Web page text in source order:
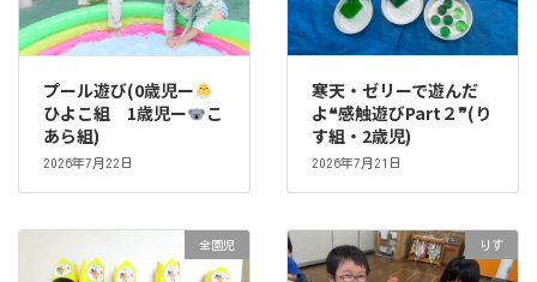
プール遊び(0歳児ー
ひよこ組 1歳児ー
こ
あら組)
2026年7月22日
寒天・ゼリーで遊んだ
よ❝感触遊びPart２❞(り
す組・2歳児)
2026年7月21日
全園児 りす